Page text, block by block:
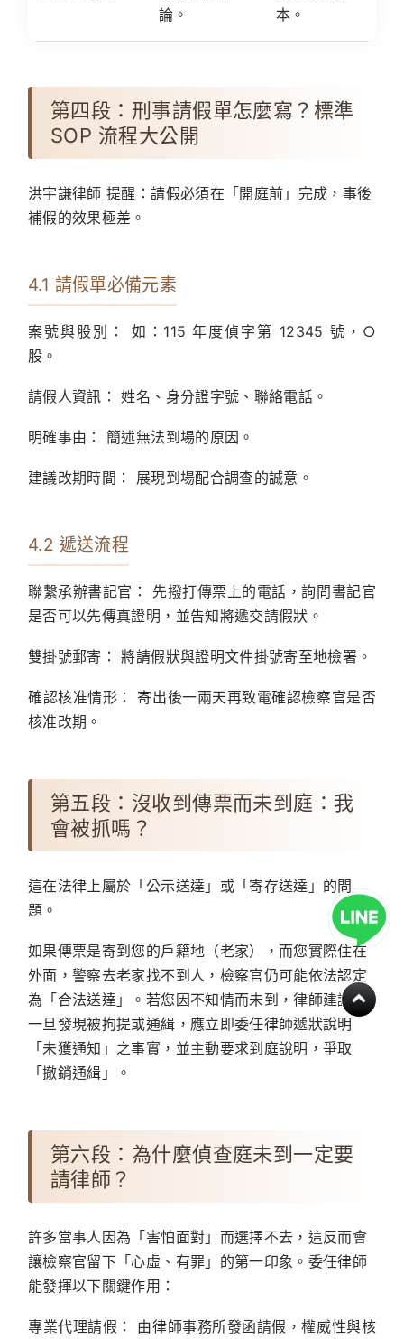
論。
本。
第四段：刑事請假單怎麼寫？標準
SOP 流程大公開
洪宇謙律師 提醒：請假必須在「開庭前」完成，事後
補假的效果極差。
4.1 請假單必備元素
案號與股別：
如：115 年度偵字第 12345 號，○
股。
請假人資訊： 姓名、身分證字號、聯絡電話。
明確事由： 簡述無法到場的原因。
建議改期時間： 展現到場配合調查的誠意。
4.2 遞送流程
聯繫承辦書記官：
先撥打傳票上的電話，詢問書記官
是否可以先傳真證明，並告知將遞交請假狀。
雙掛號郵寄： 將請假狀與證明文件掛號寄至地檢署。
確認核准情形：
寄出後一兩天再致電確認檢察官是否
核准改期。
第五段：沒收到傳票而未到庭：我
會被抓嗎？
這在法律上屬於「公示送達」或「寄存送達」的問
題。
如果傳票是寄到您的戶籍地（老家），而您實際住在
外面，警察去老家找不到人，檢察官仍可能依法認定
為「合法送達」。若您因不知情而未到，律師建議您
一旦發現被拘提或通緝，應立即委任律師遞狀說明
「未獲通知」之事實，並主動要求到庭說明，爭取
「撤銷通緝」。
第六段：為什麼偵查庭未到一定要
請律師？
許多當事人因為「害怕面對」而選擇不去，這反而會
讓檢察官留下「心虛、有罪」的第一印象。委任律師
能發揮以下關鍵作用：
專業代理請假： 由律師事務所發函請假，權威性與核